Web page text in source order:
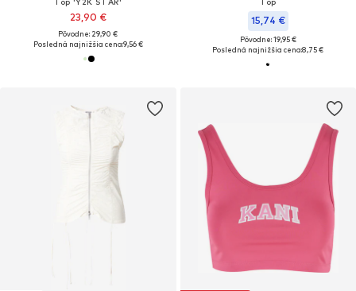
23,90 €
Pôvodne: 29,90 €
Posledná najnižšia cena:9,56 €
15,74 €
Pôvodne: 19,95 €
Posledná najnižšia cena:8,75 €